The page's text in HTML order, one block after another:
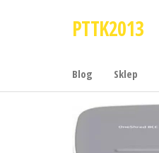
PTTK2013
Blog Sklep